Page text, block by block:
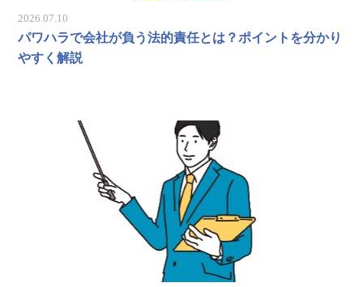
2026.07.10
パワハラで会社が負う法的責任とは？ポイントを分かり
やすく解説